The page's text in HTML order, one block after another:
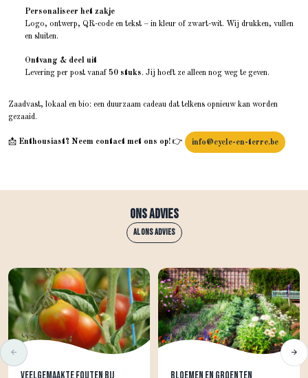
Personaliseer het zakje
Logo, ontwerp, QR-code en tekst – in kleur of zwart-wit. Wij drukken, vullen
en sluiten.
Ontvang & deel uit
Levering per post vanaf 50 stuks. Jij hoeft ze alleen nog weg te geven.
Zaadvast, lokaal en bio: een duurzaam cadeau dat telkens opnieuw kan worden
gezaaid.
📩 Enthousiast? Neem contact met ons op! 👉 info@cycle-en-terre.be
Ons advies
Al ons advies